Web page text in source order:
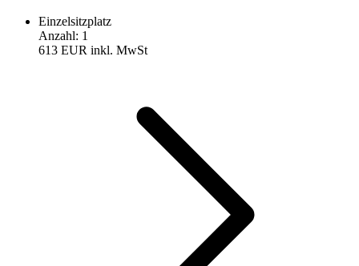
Einzelsitzplatz
Anzahl: 1
613 EUR inkl. MwSt